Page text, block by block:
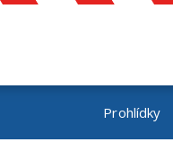
Prohlídky